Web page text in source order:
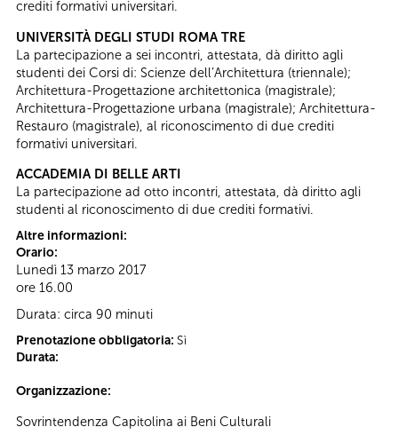
crediti formativi universitari.
UNIVERSITÀ DEGLI STUDI ROMA TRE
La partecipazione a sei incontri, attestata, dà diritto agli
studenti dei Corsi di: Scienze dell’Architettura (triennale);
Architettura-Progettazione architettonica (magistrale);
Architettura-Progettazione urbana (magistrale); Architettura-
Restauro (magistrale), al riconoscimento di due crediti
formativi universitari.
ACCADEMIA DI BELLE ARTI
La partecipazione ad otto incontri, attestata, dà diritto agli
studenti al riconoscimento di due crediti formativi.
Altre informazioni:
Orario:
Lunedì 13 marzo 2017
ore 16.00
Durata: circa 90 minuti
Prenotazione obbligatoria: Sì
Durata:
Organizzazione:
Sovrintendenza Capitolina ai Beni Culturali